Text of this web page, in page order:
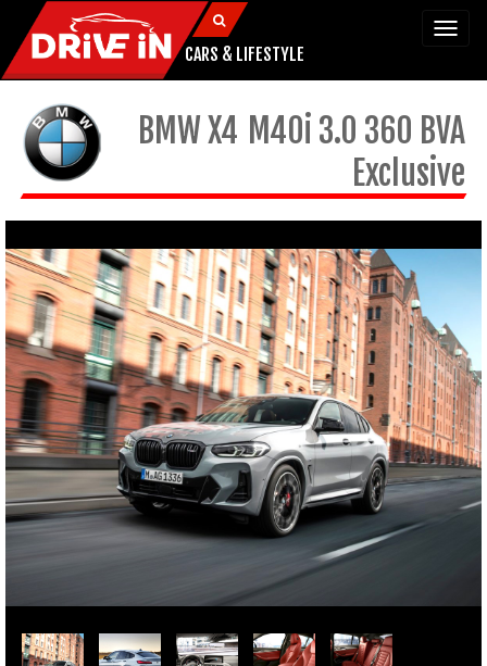
CARS & LIFESTYLE
BMW X4 M40i 3.0 360 BVA
Exclusive